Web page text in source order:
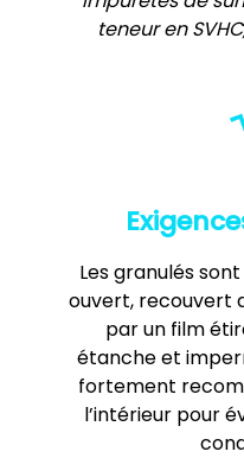
teneur en
Les granulés
ouvert, recouvert
par un film
étanche et
fortement
l’intérieur pour